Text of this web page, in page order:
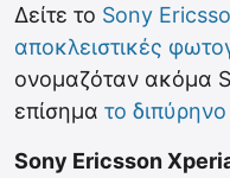
Δείτε το Sony
αποκλειστικές
ονομαζόταν ακόμα
επίσημα το
Sony Ericsson